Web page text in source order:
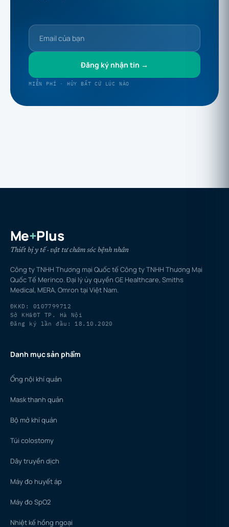
Đăng ký nhận tin →
MIỄN PHÍ · HỦY BẤT CỨ LÚC NÀO
Me+Plus
Thiết bị y tế · vật tư chăm sóc bệnh nhân
Công ty TNHH Thương mại Quốc tế Công ty TNHH Thương Mại
Quốc Tế Merinco. Đại lý ủy quyền GE Healthcare, Smiths
Medical, MERA, Omron tại Việt Nam.
ĐKKD: 0107799712
Sở KH&ĐT TP. Hà Nội
Đăng ký lần đầu: 18.10.2020
Danh mục sản phẩm
Ống nội khí quản
Mask thanh quản
Bộ mở khí quản
Túi colostomy
Dây truyền dịch
Máy đo huyết áp
Máy đo SpO2
Nhiệt kế hồng ngoại